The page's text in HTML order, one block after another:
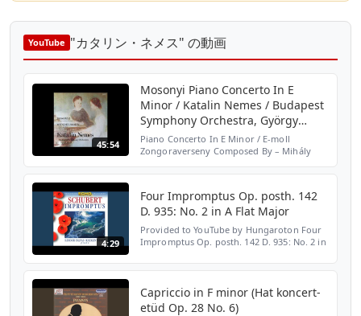
YouTube "カタリン・ネメス" の動画
45:54
Mosonyi Piano Concerto In E
Minor / Katalin Nemes / Budapest
Symphony Orchestra, György
Lehel (1983)
Piano Concerto In E Minor / E-moll
Zongoraverseny Composed By – Mihály
4:29
Four Impromptus Op. posth. 142
D. 935: No. 2 in A Flat Major
Provided to YouTube by Hungaroton Four
Impromptus Op. posth. 142 D. 935: No. 2 in
Capriccio in F minor (Hat koncert-
etüd Op. 28 No. 6)